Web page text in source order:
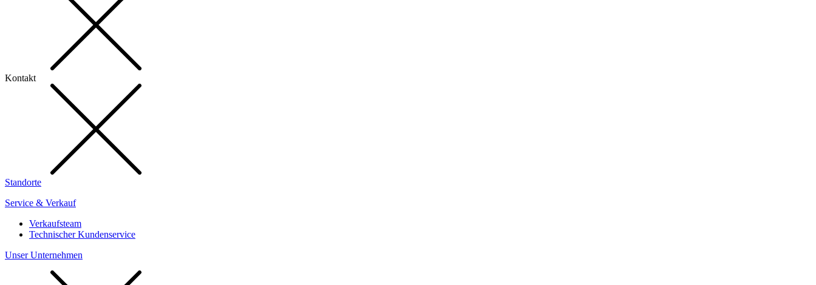
Kontakt
Standorte
Service & Verkauf
Verkaufsteam
Technischer Kundenservice
Unser Unternehmen